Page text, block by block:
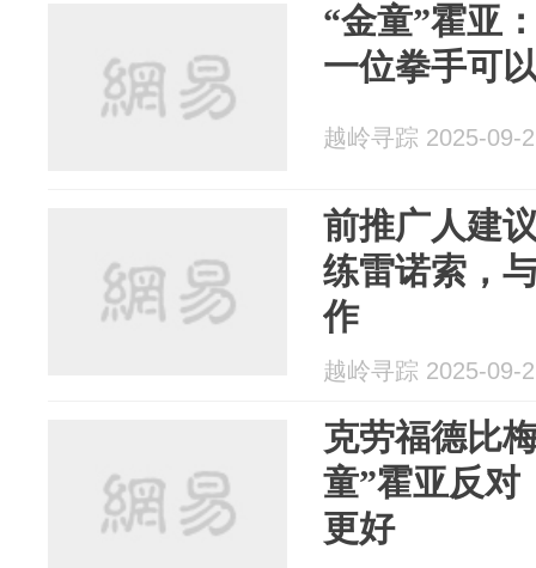
“金童”霍亚
一位拳手可
越岭寻踪 2025-09-
前推广人建
练雷诺索，
作
越岭寻踪 2025-09-
克劳福德比
童”霍亚反对
更好